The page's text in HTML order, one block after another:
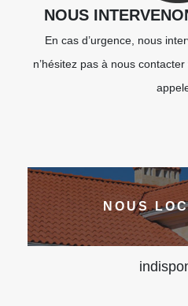
NOUS
En cas d’urgence, nous
n’hésitez pas à nous
NOUS